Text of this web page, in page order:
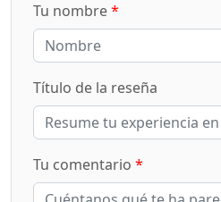
Tu nombre*
Título de la reseña
Tu comentario *